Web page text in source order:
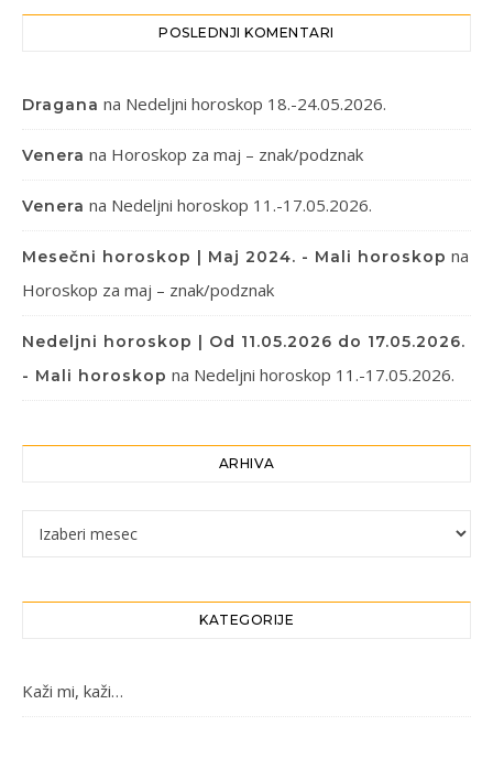
POSLEDNJI KOMENTARI
Dragana na Nedeljni horoskop 18.-24.05.2026.
Venera na Horoskop za maj – znak/podznak
Venera na Nedeljni horoskop 11.-17.05.2026.
Mesečni horoskop | Maj 2024. - Mali horoskop na
Horoskop za maj – znak/podznak
Nedeljni horoskop | Od 11.05.2026 do 17.05.2026.
- Mali horoskop na Nedeljni horoskop 11.-17.05.2026.
ARHIVA
Arhiva
KATEGORIJE
Kaži mi, kaži…